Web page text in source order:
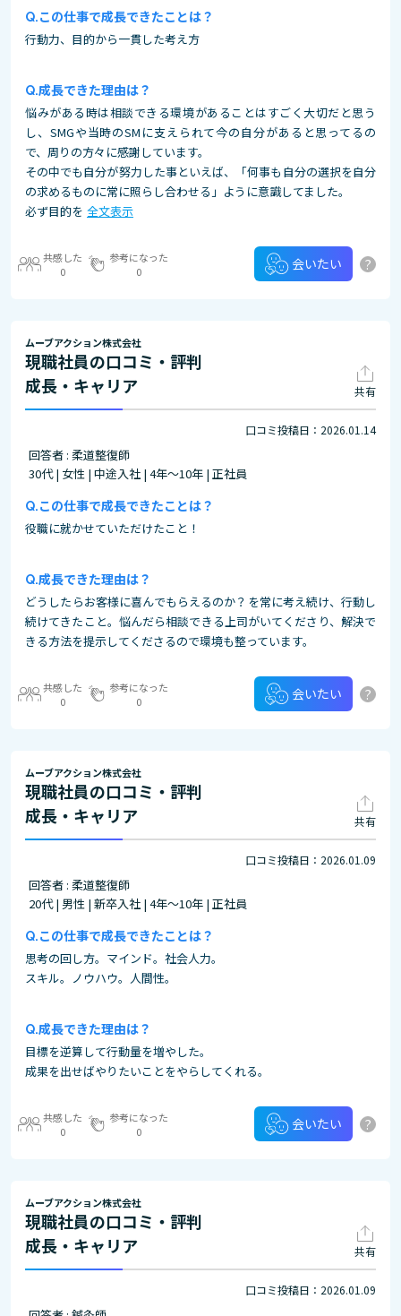
この仕事で成長できたことは？
行動力、目的から一貫した考え方
成長できた理由は？
悩みがある時は相談できる環境があることはすごく大切だと思う
し、SMGや当時のSMに支えられて今の自分があると思ってるの
で、周りの方々に感謝しています。
その中でも自分が努力した事といえば、「何事も自分の選択を自分
の求めるものに常に照らし合わせる」ように意識してました。
必ず目的を 全文表示
共感した
0
参考になった
0
会いたい ?
ムーブアクション株式会社
現職社員の口コミ・評判
成長・キャリア
共有
口コミ投稿日：2026.01.14
回答者 : 柔道整復師
30代 | 女性 | 中途入社 | 4年～10年 | 正社員
この仕事で成長できたことは？
役職に就かせていただけたこと！
成長できた理由は？
どうしたらお客様に喜んでもらえるのか？を常に考え続け、行動し
続けてきたこと。悩んだら相談できる上司がいてくださり、解決で
きる方法を提示してくださるので環境も整っています。
共感した
0
参考になった
0
会いたい ?
ムーブアクション株式会社
現職社員の口コミ・評判
成長・キャリア
共有
口コミ投稿日：2026.01.09
回答者 : 柔道整復師
20代 | 男性 | 新卒入社 | 4年～10年 | 正社員
この仕事で成長できたことは？
思考の回し方。マインド。社会人力。
スキル。ノウハウ。人間性。
成長できた理由は？
目標を逆算して行動量を増やした。
成果を出せばやりたいことをやらしてくれる。
共感した
0
参考になった
0
会いたい ?
ムーブアクション株式会社
現職社員の口コミ・評判
成長・キャリア
共有
口コミ投稿日：2026.01.09